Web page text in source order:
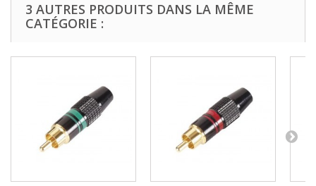
3 AUTRES PRODUITS DANS LA MÊME
CATÉGORIE :